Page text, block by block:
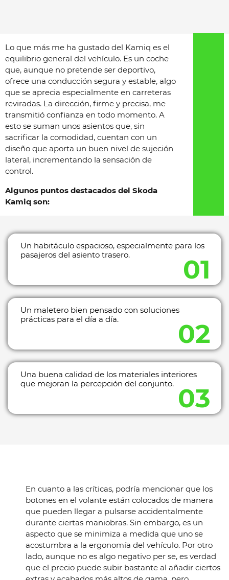
Lo que más me ha gustado del Kamiq es el
equilibrio general del vehículo. Es un coche
que, aunque no pretende ser deportivo,
ofrece una conducción segura y estable, algo
que se aprecia especialmente en carreteras
reviradas. La dirección, firme y precisa, me
transmitió confianza en todo momento. A
esto se suman unos asientos que, sin
sacrificar la comodidad, cuentan con un
diseño que aporta un buen nivel de sujeción
lateral, incrementando la sensación de
control.
Algunos puntos destacados del Skoda
Kamiq son:
Un habitáculo espacioso, especialmente para los
pasajeros del asiento trasero.
Un maletero bien pensado con soluciones
prácticas para el día a día.
Una buena calidad de los materiales interiores
que mejoran la percepción del conjunto.
En cuanto a las críticas, podría mencionar que los
botones en el volante están colocados de manera
que pueden llegar a pulsarse accidentalmente
durante ciertas maniobras. Sin embargo, es un
aspecto que se minimiza a medida que uno se
acostumbra a la ergonomía del vehículo. Por otro
lado, aunque no es algo negativo per se, es verdad
que el precio puede subir bastante al añadir ciertos